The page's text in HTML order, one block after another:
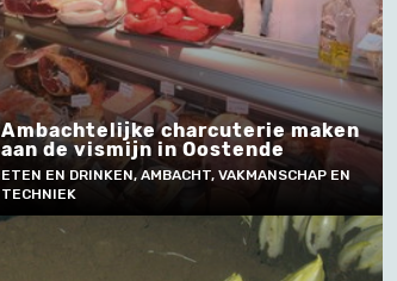
Ambachtelijke charcuterie maken
aan de vismijn in Oostende
ETEN EN DRINKEN, AMBACHT, VAKMANSCHAP EN
TECHNIEK